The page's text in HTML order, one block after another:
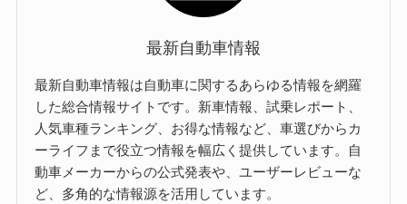
最新自動車情報
最新自動車情報は自動車に関するあらゆる情報を網羅
した総合情報サイトです。新車情報、試乗レポート、
人気車種ランキング、お得な情報など、車選びからカ
ーライフまで役立つ情報を幅広く提供しています。自
動車メーカーからの公式発表や、ユーザーレビューな
ど、多角的な情報源を活用しています。